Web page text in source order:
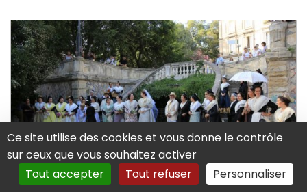
Ce site utilise des cookies et vous donne le contrôle
sur ceux que vous souhaitez activer
Tout accepter
Tout refuser Personnaliser